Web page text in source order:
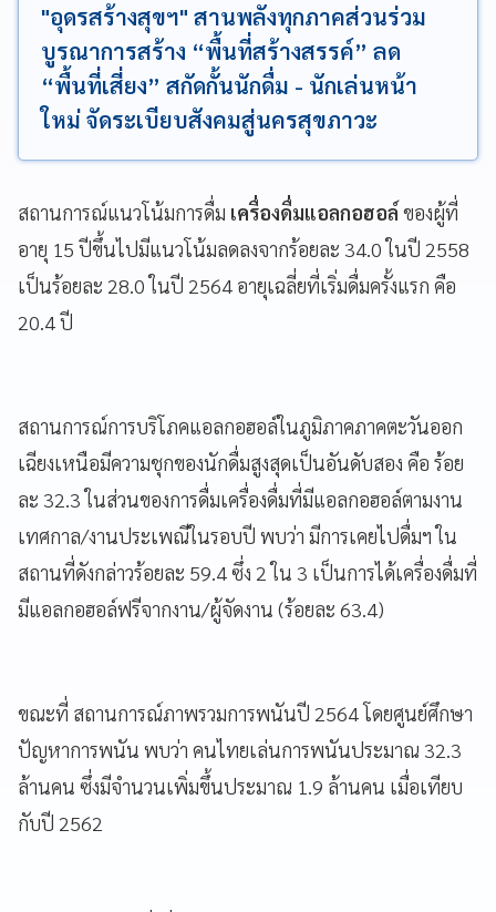
"อุดรสร้างสุขฯ" สานพลังทุกภาคส่วนร่วม
บูรณาการสร้าง “พื้นที่สร้างสรรค์” ลด
“พื้นที่เสี่ยง” สกัดกั้นนักดื่ม - นักเล่นหน้า
ใหม่ จัดระเบียบสังคมสู่นครสุขภาวะ
สถานการณ์แนวโน้มการดื่ม เครื่องดื่มแอลกอฮอล์ ของผู้ที่
อายุ 15 ปีขึ้นไปมีแนวโน้มลดลงจากร้อยละ 34.0 ในปี 2558
เป็นร้อยละ 28.0 ในปี 2564 อายุเฉลี่ยที่เริ่มดื่มครั้งแรก คือ
20.4 ปี
สถานการณ์การบริโภคแอลกอฮอล์ในภูมิภาคภาคตะวันออก
เฉียงเหนือมีความชุกของนักดื่มสูงสุดเป็นอันดับสอง คือ ร้อย
ละ 32.3 ในส่วนของการดื่มเครื่องดื่มที่มีแอลกอฮอล์ตามงาน
เทศกาล/งานประเพณีในรอบปี พบว่า มีการเคยไปดื่มฯ ใน
สถานที่ดังกล่าวร้อยละ 59.4 ซึ่ง 2 ใน 3 เป็นการได้เครื่องดื่มที่
มีแอลกอฮอล์ฟรีจากงาน/ผู้จัดงาน (ร้อยละ 63.4)
ขณะที่ สถานการณ์ภาพรวมการพนันปี 2564 โดยศูนย์ศึกษา
ปัญหาการพนัน พบว่า คนไทยเล่นการพนันประมาณ 32.3
ล้านคน ซึ่งมีจำนวนเพิ่มขึ้นประมาณ 1.9 ล้านคน เมื่อเทียบ
กับปี 2562